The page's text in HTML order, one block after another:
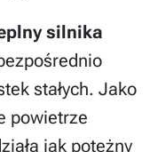
silnika
stałych. Jako
powietrze
jak potężny